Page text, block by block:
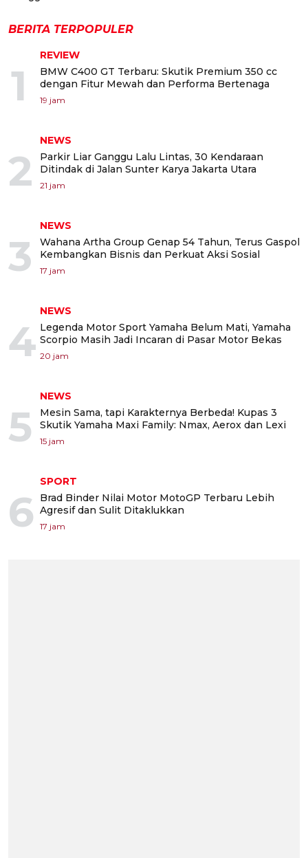
BERITA TERPOPULER
1
REVIEW
BMW C400 GT Terbaru: Skutik Premium 350 cc
dengan Fitur Mewah dan Performa Bertenaga
19 jam
2
NEWS
Parkir Liar Ganggu Lalu Lintas, 30 Kendaraan
Ditindak di Jalan Sunter Karya Jakarta Utara
21 jam
3
NEWS
Wahana Artha Group Genap 54 Tahun, Terus Gaspol
Kembangkan Bisnis dan Perkuat Aksi Sosial
17 jam
4
NEWS
Legenda Motor Sport Yamaha Belum Mati, Yamaha
Scorpio Masih Jadi Incaran di Pasar Motor Bekas
20 jam
5
NEWS
Mesin Sama, tapi Karakternya Berbeda! Kupas 3
Skutik Yamaha Maxi Family: Nmax, Aerox dan Lexi
15 jam
6
SPORT
Brad Binder Nilai Motor MotoGP Terbaru Lebih
Agresif dan Sulit Ditaklukkan
17 jam